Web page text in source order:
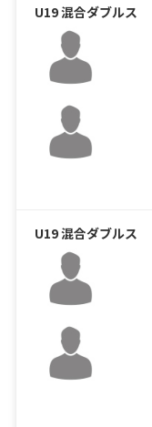
U19 混合ダブルス
U19 混合ダブルス